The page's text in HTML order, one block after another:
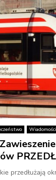
Wiadomości
przedłużają